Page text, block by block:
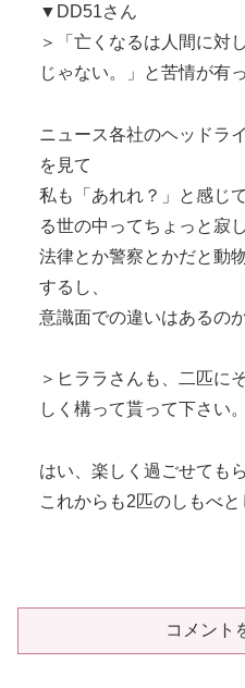
▼DD51さん
＞「亡くなるは人間に対
じゃない。」と苦情が有
ニュース各社のヘッドラ
を見て
私も「あれれ？」と感じ
る世の中ってちょっと寂
法律とか警察とかだと動
するし、
意識面での違いはあるの
＞ヒララさんも、二匹に
しく構って貰って下さい。
はい、楽しく過ごせても
これからも2匹のしもべと
コメント